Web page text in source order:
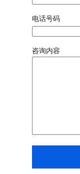
电话号码
咨询内容